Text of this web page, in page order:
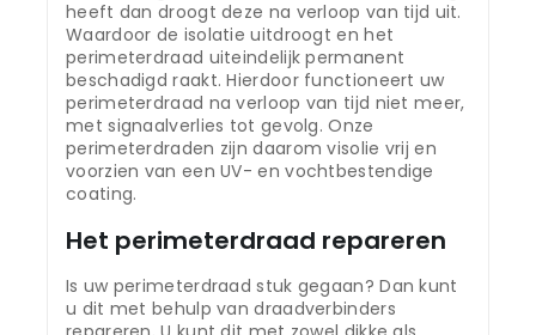
heeft dan droogt deze na verloop van tijd uit.
Waardoor de isolatie uitdroogt en het
perimeterdraad uiteindelijk permanent
beschadigd raakt. Hierdoor functioneert uw
perimeterdraad na verloop van tijd niet meer,
met signaalverlies tot gevolg. Onze
perimeterdraden zijn daarom visolie vrij en
voorzien van een UV- en vochtbestendige
coating.
Het perimeterdraad repareren
Is uw perimeterdraad stuk gegaan? Dan kunt
u dit met behulp van draadverbinders